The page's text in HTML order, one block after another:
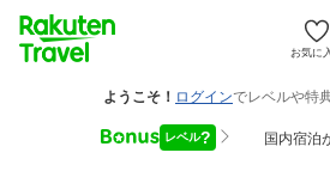
お気に